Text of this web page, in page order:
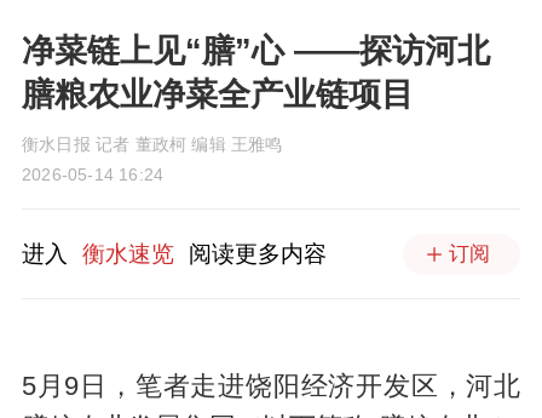
净菜链上见“膳”心 ——探访河北
膳粮农业净菜全产业链项目
衡水日报 记者 董政柯 编辑 王雅鸣
2026-05-14 16:24
进入 衡水速览 阅读更多内容 订阅
5月9日，笔者走进饶阳经济开发区，河北